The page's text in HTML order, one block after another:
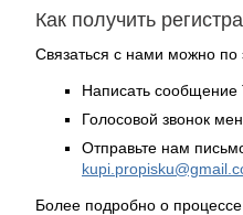
Как получить
Связаться с нами можно по
Написать сообщение
Голосовой звонок
Отправьте нам
Более подробно о